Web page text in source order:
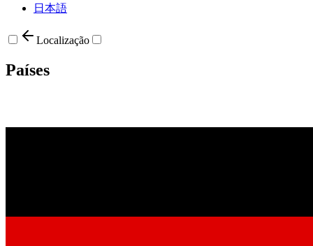
日本語
Localização
Países